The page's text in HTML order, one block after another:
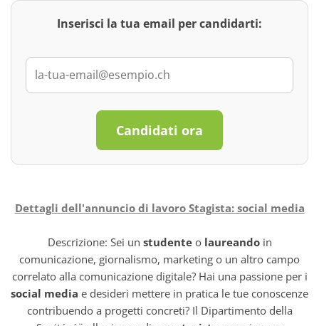
Inserisci la tua email per candidarti:
Candidati ora
Dettagli dell'annuncio di lavoro Stagista: social media
Descrizione: Sei un studenteo laureandoin
comunicazione, giornalismo, marketing o un altro campo
correlato alla comunicazione digitale? Hai una passione per i
social media e desideri mettere in pratica le tue conoscenze
contribuendo a progetti concreti? Il Dipartimento della